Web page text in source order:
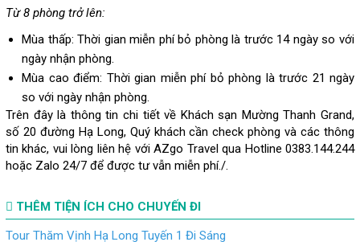
Từ 8 phòng trở lên:
Mùa thấp: Thời gian miễn phí bỏ phòng là trước 14 ngày so với
ngày nhận phòng.
Mùa cao điểm: Thời gian miễn phí bỏ phòng là trước 21 ngày
so với ngày nhận phòng.
Trên đây là thông tin chi tiết về Khách sạn Mường Thanh Grand,
số 20 đường Hạ Long, Quý khách cần check phòng và các thông
tin khác, vui lòng liên hệ với AZgo Travel qua Hotline 0383.144.244
hoặc Zalo 24/7 để được tư vẫn miễn phí./.
THÊM TIỆN ÍCH CHO CHUYẾN ĐI
Tour Thăm Vịnh Hạ Long Tuyến 1 Đi Sáng